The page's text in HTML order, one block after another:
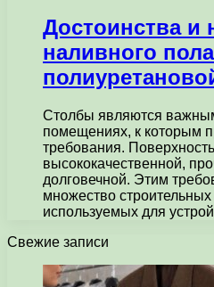
Достоинства и
наливного
Столбы являются
помещениях, к которым
требования.
высококачественной,
долговечной. Этим
множество
используемых для
Свежие записи